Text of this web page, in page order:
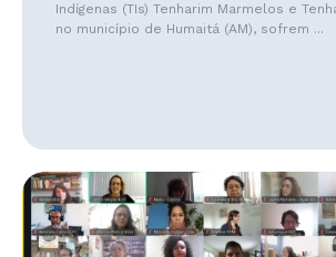
Indígenas (TIs) Tenharim Marmelos e
no município de Humaitá (AM), sofrem ...